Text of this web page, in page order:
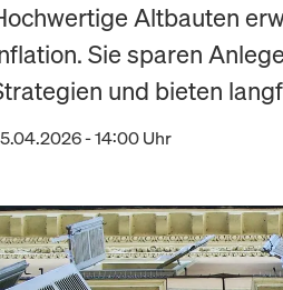
Altbauten
Sie sparen
und bieten
- 14:00 Uhr